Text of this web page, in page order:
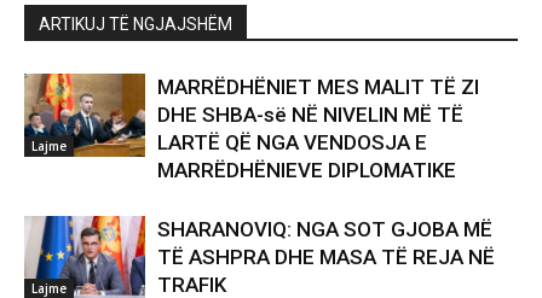
ARTIKUJ TË NGJAJSHËM
Lajme
MARRËDHËNIET MES MALIT TË ZI
DHE SHBA-së NË NIVELIN MË TË
LARTË QË NGA VENDOSJA E
MARRËDHËNIEVE DIPLOMATIKE
Lajme
SHARANOVIQ: NGA SOT GJOBA MË
TË ASHPRA DHE MASA TË REJA NË
TRAFIK